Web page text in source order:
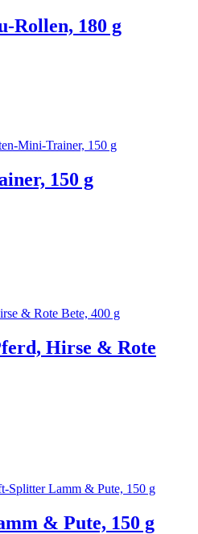
Rollen, 180 g
150 g
Hirse & Rote
& Pute, 150 g